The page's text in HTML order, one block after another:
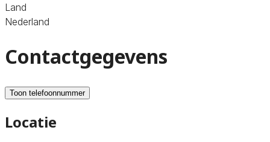
Land
Nederland
Contactgegevens
Toon telefoonnummer
Locatie